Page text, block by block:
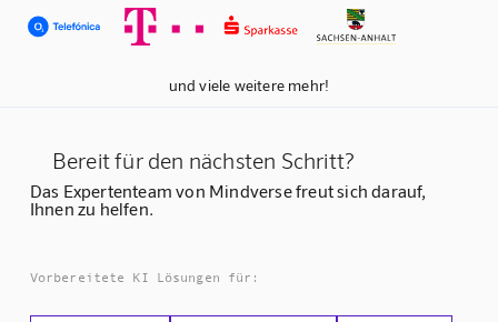
und viele weitere mehr!
Bereit für den nächsten Schritt?
Das Expertenteam von Mindverse freut sich darauf,
Ihnen zu helfen.
Vorbereitete KI Lösungen für: